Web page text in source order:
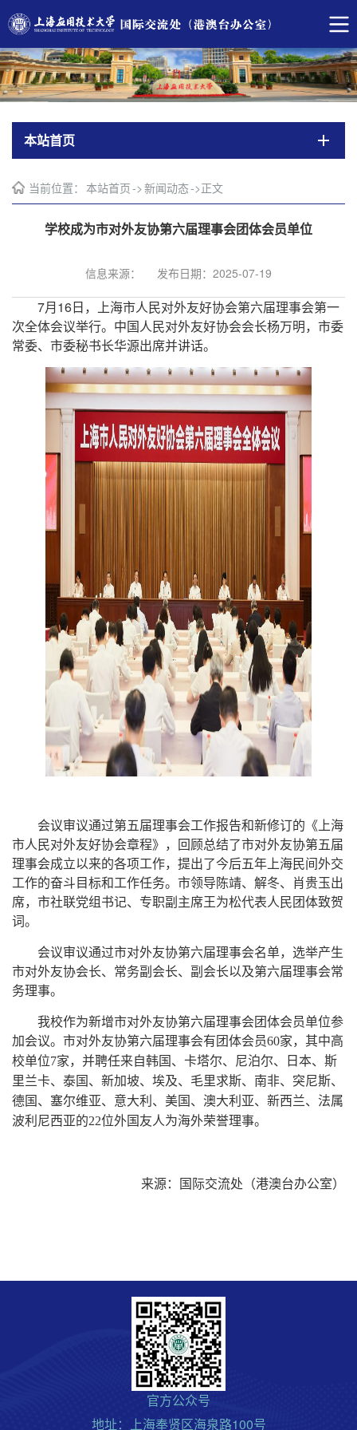
本站首页
当前位置： 本站首页->新闻动态->正文
学校成为市对外友协第六届理事会团体会员单位
信息来源： 发布日期：2025-07-19
7月16日， 上海市人民对外友好协会第六届理事会第一
次全体会议举行。中国人民对外友好协会会长杨万明，市委
常委、市委秘书长华源出席并讲话。
会议审议通过第五届理事会工作报告和新修订的《上海
市人民对外友好协会章程》，回顾总结了市对外友协第五届
理事会成立以来的各项工作，提出了今后五年上海民间外交
工作的奋斗目标和工作任务。市领导陈靖、解冬、肖贵玉出
席， 市社联党组书记、专职副主席王为松代表人民团体致贺
词。
会议审议通过市对外友协第六届理事会名单，选举产生
市对外友协会长、 常务副会长、 副会长以及第六届理事会常
务理事。
我校作为新增市对外友协第六届理事会团体会员单位参
加会议。 市对外友协第六届理事会有团体会员60家， 其中高
校单位7家， 并聘任来自韩国、卡塔尔、尼泊尔、日本、斯
里兰卡、泰国、新加坡、埃及、毛里求斯、南非、突尼斯、
德国、塞尔维亚、意大利、美国、澳大利亚、新西兰、法属
波利尼西亚的22位外国友人为海外荣誉理事。
来源：国际交流处（港澳台办公室）
官方公众号
地址：上海奉贤区海泉路100号